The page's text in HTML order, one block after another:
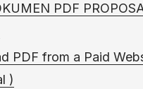
PDF
PDF from a Paid
)